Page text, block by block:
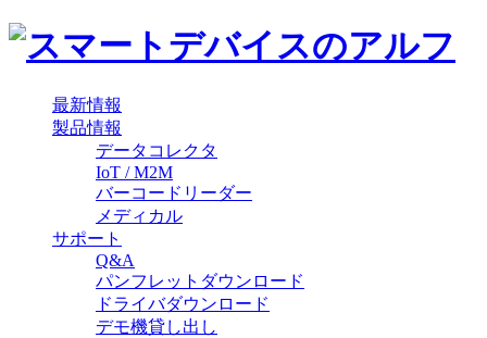
最新情報
製品情報
データコレクタ
IoT / M2M
バーコードリーダー
メディカル
サポート
Q&A
パンフレットダウンロード
ドライバダウンロード
デモ機貸し出し